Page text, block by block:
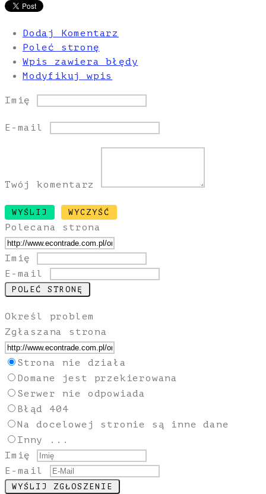
Dodaj Komentarz
Poleć stronę
Wpis zawiera błędy
Modyfikuj wpis
Imię
E-mail
Twój komentarz
Polecana strona
Imię
E-mail
Określ problem
Zgłaszana strona
Strona nie działa
Domane jest przekierowana
Serwer nie odpowiada
Błąd 404
Na docelowej stronie są inne dane
Inny ...
Imię
E-mail